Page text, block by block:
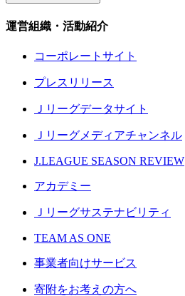
運営組織・活動紹介
コーポレートサイト
プレスリリース
Ｊリーグデータサイト
Ｊリーグメディアチャンネル
J.LEAGUE SEASON REVIEW
アカデミー
Ｊリーグサステナビリティ
TEAM AS ONE
事業者向けサービス
寄附をお考えの方へ